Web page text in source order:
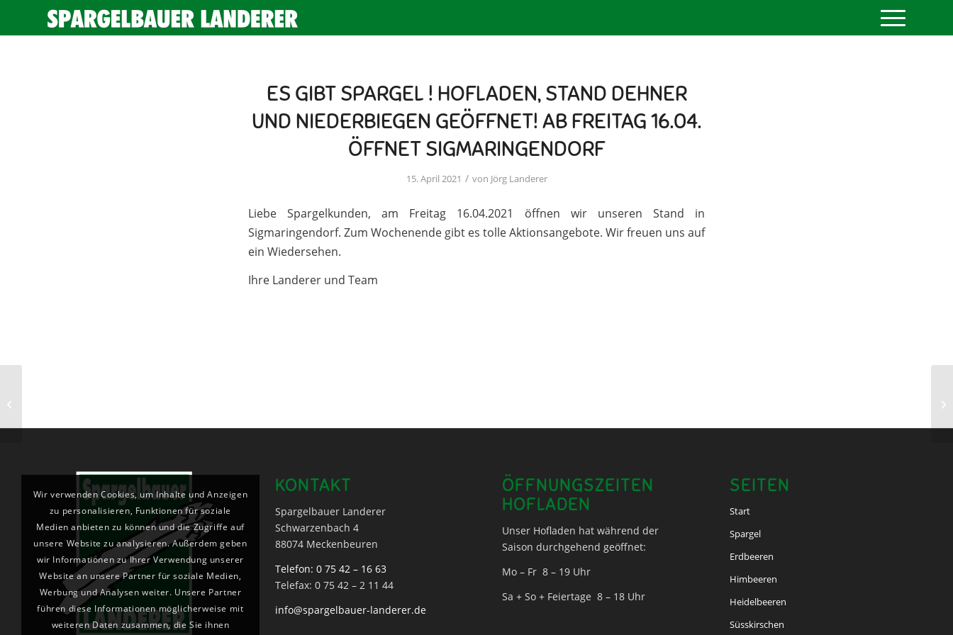
ES GIBT SPARGEL ! HOFLADEN, STAND DEHNER
UND NIEDERBIEGEN GEÖFFNET! AB FREITAG 16.04.
ÖFFNET SIGMARINGENDORF
15. April 2021 / von Jörg Landerer
Liebe Spargelkunden, am Freitag 16.04.2021 öffnen wir unseren Stand in
Sigmaringendorf. Zum Wochenende gibt es tolle Aktionsangebote. Wir freuen uns auf
ein Wiedersehen.
Ihre Landerer und Team
KONTAKT
Spargelbauer Landerer
Schwarzenbach 4
88074 Meckenbeuren
Telefon: 0 75 42 – 16 63
Telefax: 0 75 42 – 2 11 44
info@spargelbauer-landerer.de
ÖFFNUNGSZEITEN
HOFLADEN
Unser Hofladen hat während der
Saison durchgehend geöffnet:
Mo – Fr 8 – 19 Uhr
Sa + So + Feiertage 8 – 18 Uhr
SEITEN
Start
Spargel
Erdbeeren
Himbeeren
Heidelbeeren
Süsskirschen
Wir verwenden Cookies, um Inhalte und Anzeigen
zu personalisieren, Funktionen für soziale
Medien anbieten zu können und die Zugriffe auf
unsere Website zu analysieren. Außerdem geben
wir Informationen zu Ihrer Verwendung unserer
Website an unsere Partner für soziale Medien,
Werbung und Analysen weiter. Unsere Partner
führen diese Informationen möglicherweise mit
weiteren Daten zusammen, die Sie ihnen